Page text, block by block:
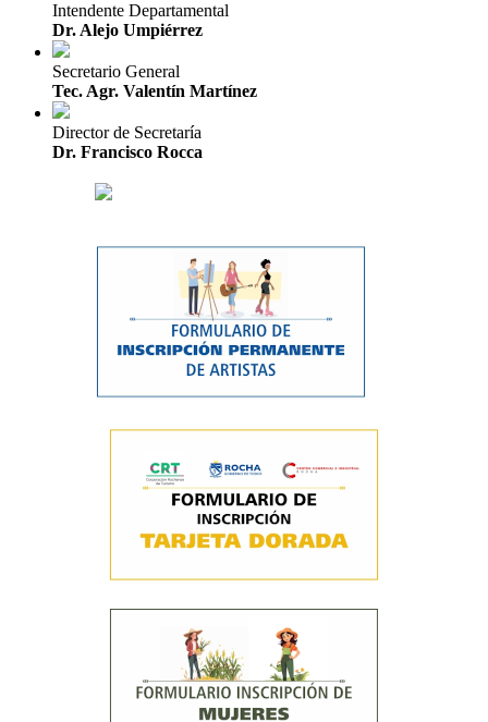
Intendente Departamental
Dr. Alejo Umpiérrez
Secretario General
Tec. Agr. Valentín Martínez
Director de Secretaría
Dr. Francisco Rocca